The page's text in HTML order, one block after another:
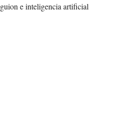
e inteligencia artificial